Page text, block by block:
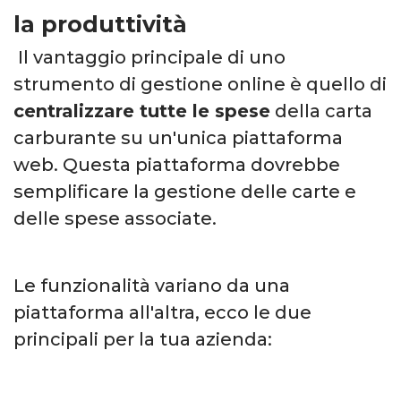
la produttività
Il vantaggio principale di uno
strumento di gestione online è quello di
centralizzare tutte le spese della carta
carburante su un'unica piattaforma
web. Questa piattaforma dovrebbe
semplificare la gestione delle carte e
delle spese associate.
Le funzionalità variano da una
piattaforma all'altra, ecco le due
principali per la tua azienda: